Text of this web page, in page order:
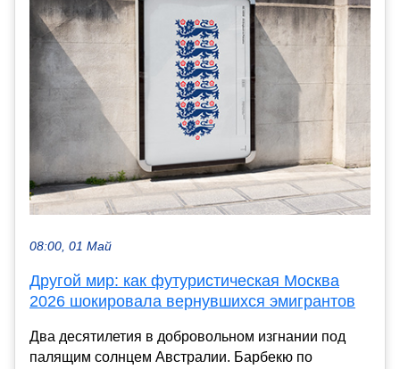
08:00, 01 Май
Другой мир: как футуристическая Москва
2026 шокировала вернувшихся эмигрантов
Два десятилетия в добровольном изгнании под
палящим солнцем Австралии. Барбекю по